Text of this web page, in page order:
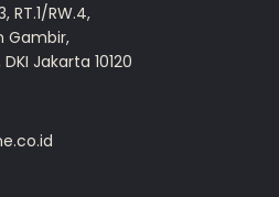
RT.1/RW.4,
Gambir,
Jakarta 10120